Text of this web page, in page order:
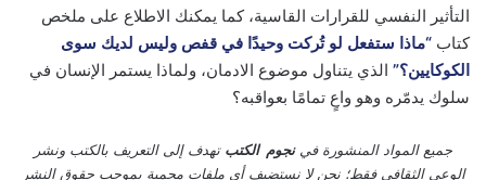
التأثير النفسي للقرارات القاسية، كما يمكنك الاطلاع على ملخص
كتاب “ماذا ستفعل لو تُركت وحيدًا في قفص وليس لديك سوى
الكوكايين؟” الذي يتناول موضوع الادمان، ولماذا يستمر الإنسان في
سلوك يدمّره وهو واعٍ تمامًا بعواقبه؟
جميع المواد المنشورة فينجوم الكتب تهدف إلى التعريف بالكتب ونشر
الوعي الثقافي فقط؛ نحن لا نستضيف أي ملفات محمية بموجب حقوق النشر